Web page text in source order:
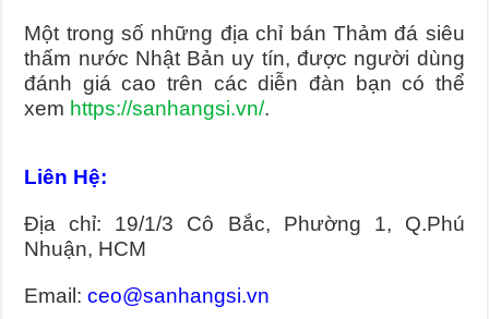
Một trong số những địa chỉ bán Thảm đá siêu
thấm nước Nhật Bản uy tín, được người dùng
đánh giá cao trên các diễn đàn bạn có thể
xem https://sanhangsi.vn/.
Liên Hệ:
Địa chỉ: 19/1/3 Cô Bắc, Phường 1, Q.Phú
Nhuận, HCM
Email:ceo@sanhangsi.vn